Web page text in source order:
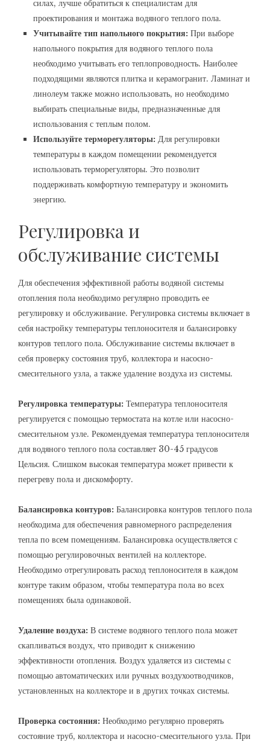
силах, лучше обратиться к специалистам для
проектирования и монтажа водяного теплого пола.
Учитывайте тип напольного покрытия: При выборе
напольного покрытия для водяного теплого пола
необходимо учитывать его теплопроводность. Наиболее
подходящими являются плитка и керамогранит. Ламинат и
линолеум также можно использовать, но необходимо
выбирать специальные виды, предназначенные для
использования с теплым полом.
Используйте терморегуляторы: Для регулировки
температуры в каждом помещении рекомендуется
использовать терморегуляторы. Это позволит
поддерживать комфортную температуру и экономить
энергию.
Регулировка и
обслуживание системы
Для обеспечения эффективной работы водяной системы
отопления пола необходимо регулярно проводить ее
регулировку и обслуживание. Регулировка системы включает в
себя настройку температуры теплоносителя и балансировку
контуров теплого пола. Обслуживание системы включает в
себя проверку состояния труб, коллектора и насосно-
смесительного узла, а также удаление воздуха из системы.
Регулировка температуры: Температура теплоносителя
регулируется с помощью термостата на котле или насосно-
смесительном узле. Рекомендуемая температура теплоносителя
для водяного теплого пола составляет 30-45 градусов
Цельсия. Слишком высокая температура может привести к
перегреву пола и дискомфорту.
Балансировка контуров: Балансировка контуров теплого пола
необходима для обеспечения равномерного распределения
тепла по всем помещениям. Балансировка осуществляется с
помощью регулировочных вентилей на коллекторе.
Необходимо отрегулировать расход теплоносителя в каждом
контуре таким образом, чтобы температура пола во всех
помещениях была одинаковой.
Удаление воздуха: В системе водяного теплого пола может
скапливаться воздух, что приводит к снижению
эффективности отопления. Воздух удаляется из системы с
помощью автоматических или ручных воздухоотводчиков,
установленных на коллекторе и в других точках системы.
Проверка состояния: Необходимо регулярно проверять
состояние труб, коллектора и насосно-смесительного узла. При